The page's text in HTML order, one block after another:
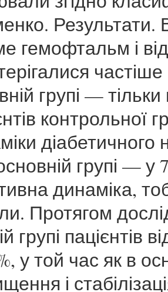
гемофтальм і
групі —
контрольної
діабетичного
групі — у
динаміка,
Протягом
групі пацієнтів
у той час як в
і